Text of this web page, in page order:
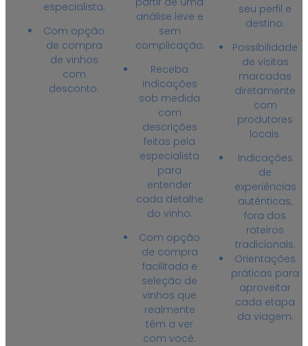
especialista.
Com opção
de compra
de vinhos
com
desconto.
análise leve e
sem
complicação.
Receba
indicações
sob medida
com
descrições
feitas pela
especialista
para
entender
cada detalhe
do vinho.
Com opção
de compra
facilitada e
seleção de
vinhos que
realmente
têm a ver
com você.
seu perfil e
destino.
Possibilidade
de visitas
marcadas
diretamente
com
produtores
locais.
Indicações
de
experiências
autênticas,
fora dos
roteiros
tradicionais.
Orientações
práticas para
aproveitar
cada etapa
da viagem.